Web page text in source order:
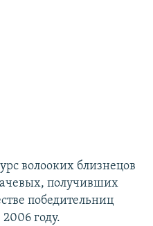
волооких близнецов
получивших
победительниц
году.